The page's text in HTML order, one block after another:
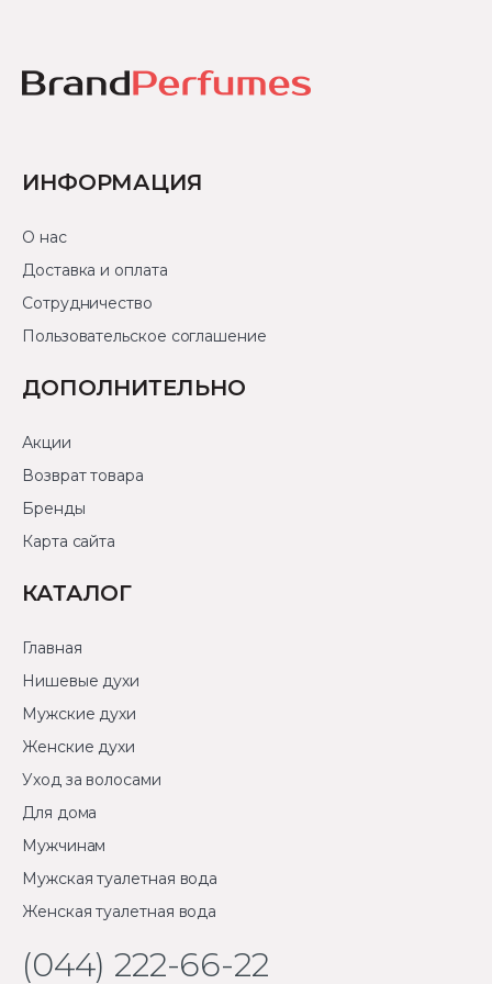
ИНФОРМАЦИЯ
О нас
Доставка и оплата
Сотрудничество
Пользовательское соглашение
ДОПОЛНИТЕЛЬНО
Акции
Возврат товара
Бренды
Карта сайта
КАТАЛОГ
Главная
Нишевые духи
Мужские духи
Женские духи
Уход за волосами
Для дома
Мужчинам
Мужская туалетная вода
Женская туалетная вода
(044) 222-66-22